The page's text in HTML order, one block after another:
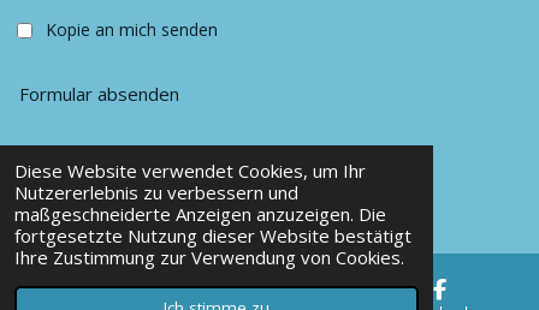
Diese Website verwendet Cookies, um Ihr
Nutzererlebnis zu verbessern und
maßgeschneiderte Anzeigen anzuzeigen. Die
fortgesetzte Nutzung dieser Website bestätigt
Ihre Zustimmung zur Verwendung von Cookies.
Kopie an mich senden
Formular absenden
© 2025 Chancy Kleidung
Mit Unterstützung vonWebador